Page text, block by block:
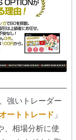
強いトレーダー
ートトレード 」
、相場分析に使